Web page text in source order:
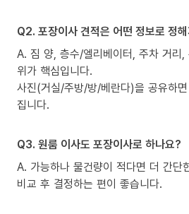
Q2. 포장이사 견적은 어떤 정보로 정
A. 짐 양, 층수/엘리베이터, 주차 거리
위가 핵심입니다.
사진(거실/주방/방/베란다)을 공유하
집니다.
Q3. 원룸 이사도 포장이사로 하나요?
A. 가능하나 물건량이 적다면 더 간단
비교 후 결정하는 편이 좋습니다.